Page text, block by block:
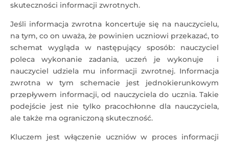
skuteczności informacji zwrotnych.
Jeśli informacja zwrotna koncertuje się na nauczycielu,
na tym, co on uważa, że powinien uczniowi przekazać, to
schemat wygląda w następujący sposób: nauczyciel
poleca wykonanie zadania, uczeń je wykonuje i
nauczyciel udziela mu informacji zwrotnej. Informacja
zwrotna w tym schemacie jest jednokierunkowym
przepływem informacji, od nauczyciela do ucznia. Takie
podejście jest nie tylko pracochłonne dla nauczyciela,
ale także ma ograniczoną skuteczność.
Kluczem jest włączenie uczniów w proces informacji